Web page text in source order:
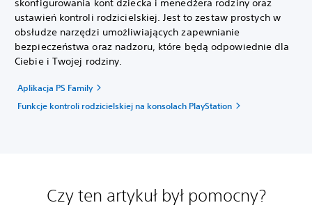
skonfigurowania kont dziecka i menedżera rodziny oraz
ustawień kontroli rodzicielskiej. Jest to zestaw prostych w
obsłudze narzędzi umożliwiających zapewnianie
bezpieczeństwa oraz nadzoru, które będą odpowiednie dla
Ciebie i Twojej rodziny.
Aplikacja PS Family
Funkcje kontroli rodzicielskiej na konsolach PlayStation
Czy ten artykuł był pomocny?